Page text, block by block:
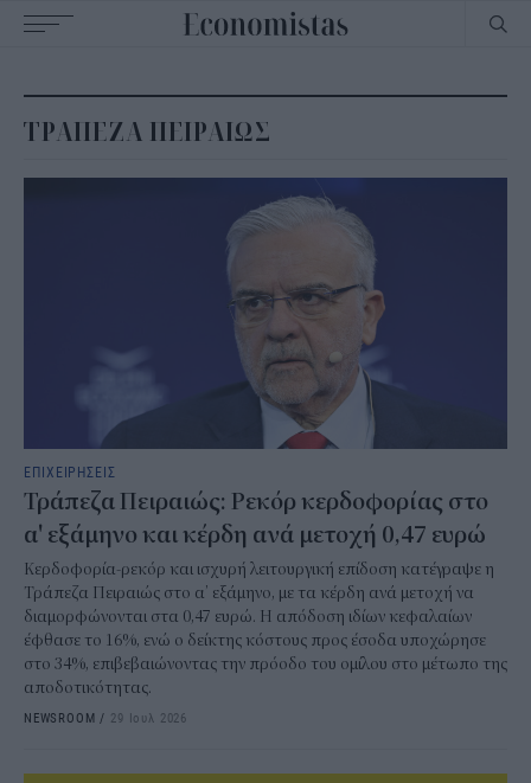
navigation
ΤΡΑΠΕΖΑ ΠΕΙΡΑΙΩΣ
ΕΠΙΧΕΙΡΗΣΕΙΣ
Τράπεζα Πειραιώς: Ρεκόρ κερδοφορίας στο
α' εξάμηνο και κέρδη ανά μετοχή 0,47 ευρώ
Κερδοφορία-ρεκόρ και ισχυρή λειτουργική επίδοση κατέγραψε η
Τράπεζα Πειραιώς στο α’ εξάμηνο, με τα κέρδη ανά μετοχή να
διαμορφώνονται στα 0,47 ευρώ. Η απόδοση ιδίων κεφαλαίων
έφθασε το 16%, ενώ ο δείκτης κόστους προς έσοδα υποχώρησε
στο 34%, επιβεβαιώνοντας την πρόοδο του ομίλου στο μέτωπο της
αποδοτικότητας.
NEWSROOM / 29 Ιουλ 2026